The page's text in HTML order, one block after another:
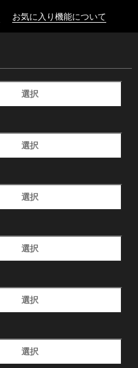
お気に入り機能について
選択
選択
選択
選択
選択
選択